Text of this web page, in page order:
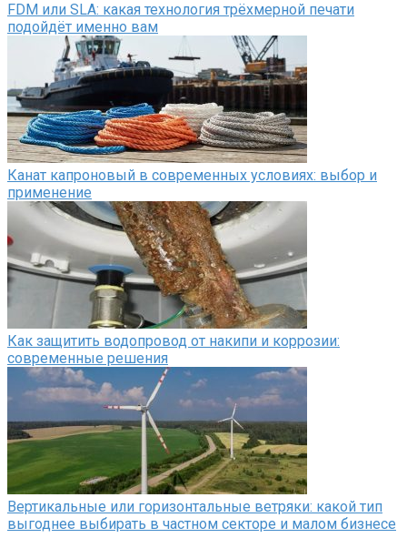
FDM или SLA: какая технология трёхмерной печати
подойдёт именно вам
Канат капроновый в современных условиях: выбор и
применение
Как защитить водопровод от накипи и коррозии:
современные решения
Вертикальные или горизонтальные ветряки: какой тип
выгоднее выбирать в частном секторе и малом бизнесе